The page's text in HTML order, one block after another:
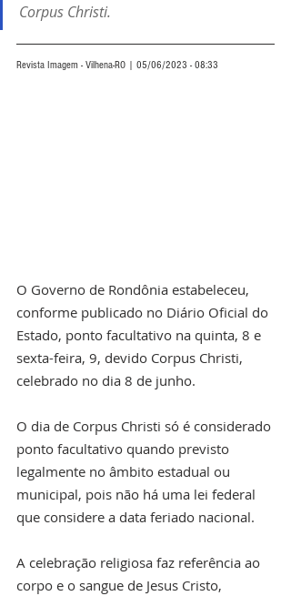
Corpus Christi.
Revista Imagem - Vilhena-RO | 05/06/2023 - 08:33
O Governo de Rondônia estabeleceu,
conforme publicado no Diário Oficial do
Estado, ponto facultativo na quinta, 8 e
sexta-feira, 9, devido Corpus Christi,
celebrado no dia 8 de junho.
O dia de Corpus Christi só é considerado
ponto facultativo quando previsto
legalmente no âmbito estadual ou
municipal, pois não há uma lei federal
que considere a data feriado nacional.
A celebração religiosa faz referência ao
corpo e o sangue de Jesus Cristo,